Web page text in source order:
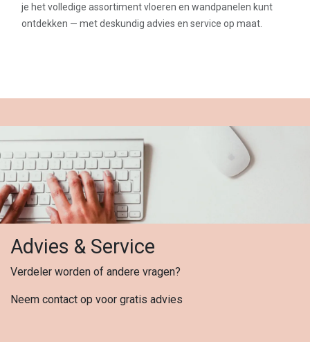
je het volledige assortiment vloeren en wandpanelen kunt
ontdekken — met deskundig advies en service op maat.
Advies & Service
Verdeler worden of andere vragen?
Neem contact op voor gratis advies